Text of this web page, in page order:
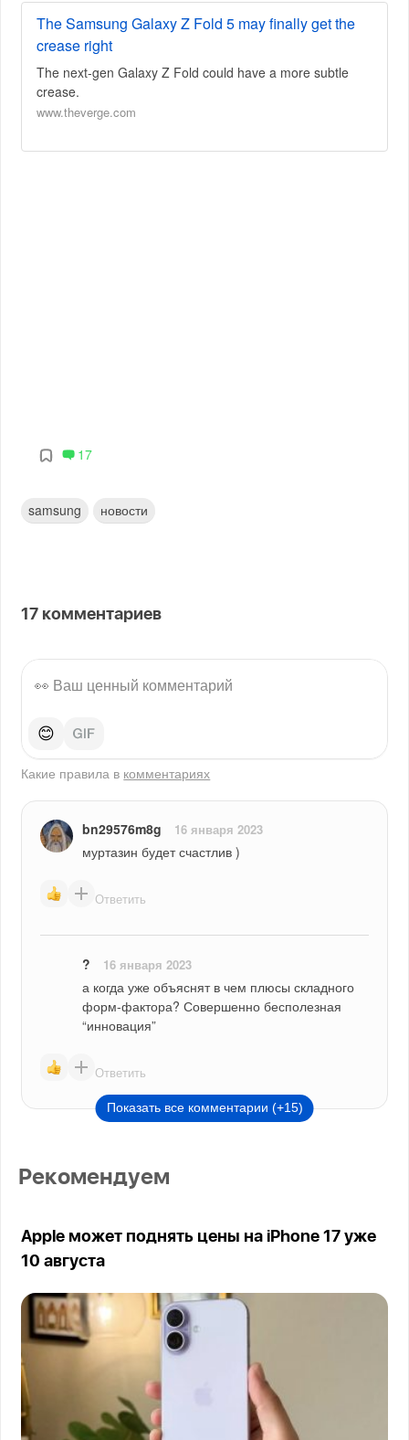
The Samsung Galaxy Z Fold 5 may finally get the
crease right
The next-gen Galaxy Z Fold could have a more subtle
crease.
www.theverge.com
17
samsung новости
17 комментариев
😊
Какие правила в комментариях
bn29576m8g 16 января 2023
муртазин будет счастлив )
Ответить
​? 16 января 2023
а когда уже объяснят в чем плюсы складного
форм-фактора? Совершенно бесполезная
“инновация”
Ответить
Показать все комментарии (+15)
Рекомендуем
Apple может поднять цены на iPhone 17 уже
10 августа